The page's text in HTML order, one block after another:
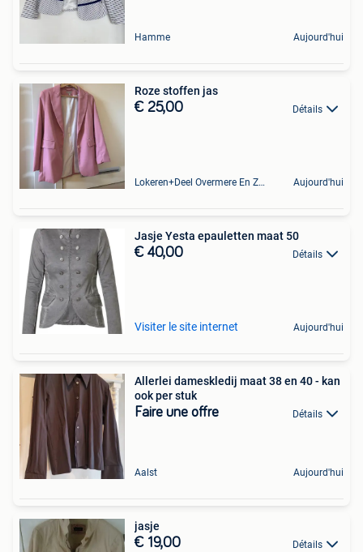
Hamme Aujourd'hui
Roze stoffen jas
€ 25,00 Détails
Lokeren+Deel Overmere En Zele Aujourd'hui
Jasje Yesta epauletten maat 50
€ 40,00 Détails
Visiter le site internet Aujourd'hui
Allerlei dameskledij maat 38 en 40 - kan
ook per stuk
Faire une offre Détails
Aalst Aujourd'hui
jasje
€ 19,00 Détails